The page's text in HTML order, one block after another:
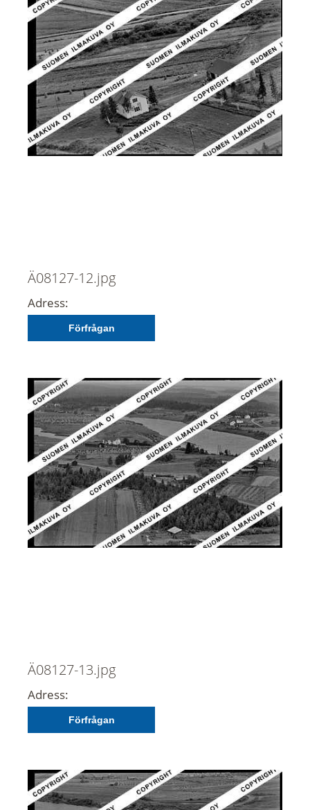
Ä08127-12.jpg
Adress:
Förfrågan
Ä08127-13.jpg
Adress:
Förfrågan